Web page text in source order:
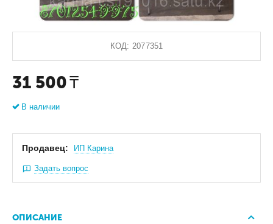
КОД: 2077351
31 500 ₸
В наличии
Продавец: ИП Карина
Задать вопрос
ОПИСАНИЕ